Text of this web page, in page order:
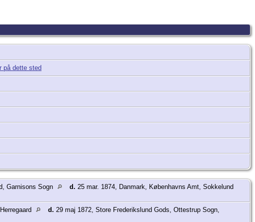
Garnisons Sogn d. 25 mar. 1874, Danmark, Københavns Amt, Sokkelund
d. 29 maj 1872, Store Frederikslund Gods, Ottestrup Sogn,